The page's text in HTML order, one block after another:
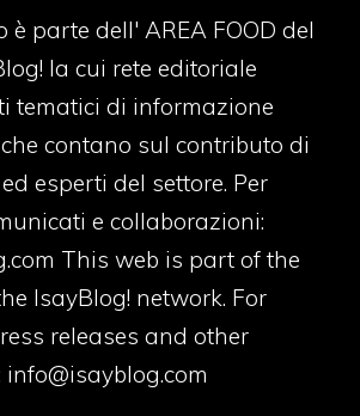
è parte dell' AREA FOOD del
la cui rete editoriale
tematici di informazione
contano sul contributo di
esperti del settore. Per
e collaborazioni:
This web is part of the
IsayBlog! network. For
releases and other
info@isayblog.com